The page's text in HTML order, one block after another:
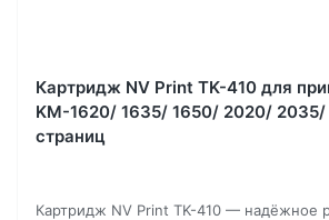
Картридж NV Print TK-410 для
KM-1620/ 1635/ 1650/ 2020/
страниц
Картридж NV Print TK-410 — надёжное